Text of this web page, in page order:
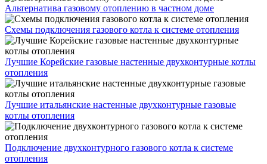
Альтернатива газовому отоплению в частном доме
Схемы подключения газового котла к системе отопления
Лучшие Корейские газовые настенные двухконтурные котлы
отопления
Лучшие итальянские настенные двухконтурные газовые
котлы отопления
Подключение двухконтурного газового котла к системе
отопления